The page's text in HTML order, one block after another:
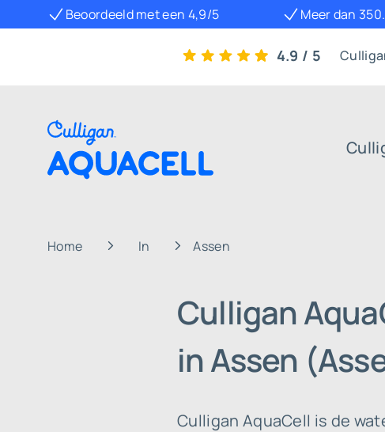
Beoordeeld met een 4,9/5 Meer dan
4.9 / 5
Home In Assen
Culligan
in Assen
Culligan AquaCell is de